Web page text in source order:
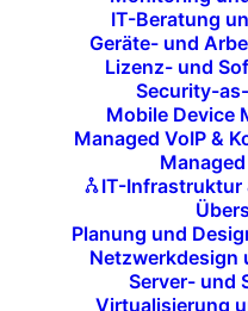
IT-Beratung
Geräte- und
Lizenz- und
Security-
Mobile Device
Managed VoIP &
IT-Infrastruktur
Planung und
Netzwerkdesign
Server- und
Virtualisierung
ausgelegt,
flexibel zu arbeiten
anregenden und
JETZT KONTAKT